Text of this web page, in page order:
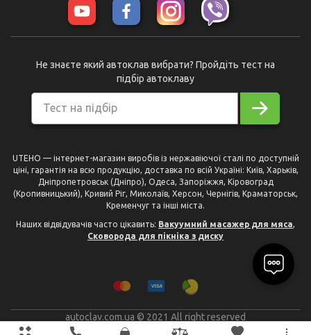
Тест на підбір
Не знаєте який автоклав вибрати? Пройдіть тест на
підбір автоклаву
UTEHO — інтернет-магазин виробів із нержавіючої сталі по доступній
ціні, гарантія на всю продукцію, доставка по всій Україні: Київ, Харьків,
Дніпропетровськ (Дніпро), Одеса, Запоріжжя, Кіровоград
(Кропивницький), Кривий Ріг, Миколаїв, Херсон, Чернігів, Краматорськ,
Кременчуг та інші міста.
Наших відвідувачів часто цікавить: Вакуумний масажер для мяса,
Сковорода для пікніка з диску
autoclav.com.ua © 2021 All right reserved